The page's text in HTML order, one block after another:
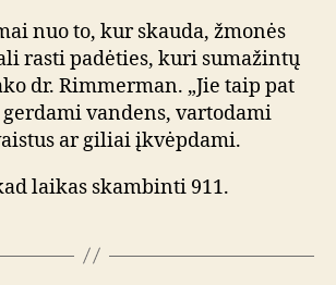
nuo to, kur skauda, ​​žmonės
rasti padėties, kuri sumažintų
dr. Rimmerman. „Jie taip pat
vandens, vartodami
ar giliai įkvėpdami.
laikas skambinti 911.